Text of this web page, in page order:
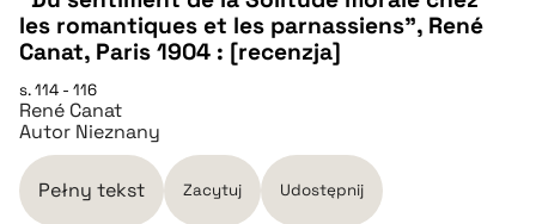
CZYSTY TEKST
pobierz cytat
BIBTEX
les romantiques et les parnassiens", René
Canat, Paris 1904 : [recenzja]
s. 114 - 116
René Canat
Autor Nieznany
Pełny tekst Zacytuj Udostępnij